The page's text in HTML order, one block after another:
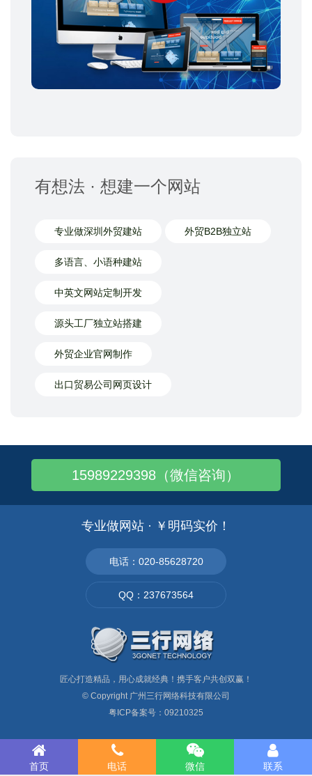
有想法 · 想建一个网站
专业做深圳外贸建站 外贸B2B独立站
多语言、小语种建站
中英文网站定制开发
源头工厂独立站搭建
外贸企业官网制作
出口贸易公司网页设计
15989229398（微信咨询）
专业做网站 · ￥明码实价！
电话：020-85628720
QQ：237673564
匠心打造精品，用心成就经典！携手客户共创双赢！
© Copyright 广州三行网络科技有限公司
粤ICP备案号：09210325
首页 电话 微信 联系